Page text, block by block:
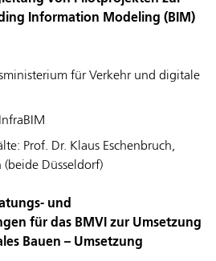
Information Modeling (BIM)
für Verkehr und digitale
Prof. Dr. Klaus Eschenbruch,
(beide Düsseldorf)
und
für das BMVI zur Umsetzung
Bauen – Umsetzung